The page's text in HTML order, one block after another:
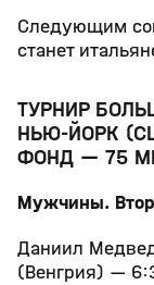
Следующим
станет
ТУРНИР
НЬЮ‑ЙОРК
ФОНД — 75
Мужчины.
Даниил
(Венгрия) —